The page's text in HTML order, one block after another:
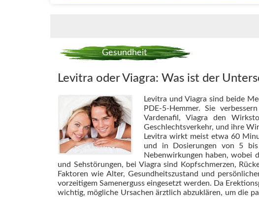
Gesundheit
Levitra oder Viagra: Was ist der
Levitra und Viagra sind beide
PDE-5-Hemmer. Sie
Vardenafil, Viagra den
Geschlechtsverkehr, und ihre
Levitra wirkt meist etwa 60
und in Dosierungen von 5
Nebenwirkungen haben, wobei
und Sehstörungen, bei Viagra sind Kopfschmerzen,
Faktoren wie Alter, Gesundheitszustand und
vorzeitigem Samenerguss eingesetzt werden. Da
wichtig, mögliche Ursachen ärztlich abzuklären, um die